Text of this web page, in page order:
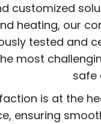
customized
heating, our
tested and
most
safe
is at the
ensuring